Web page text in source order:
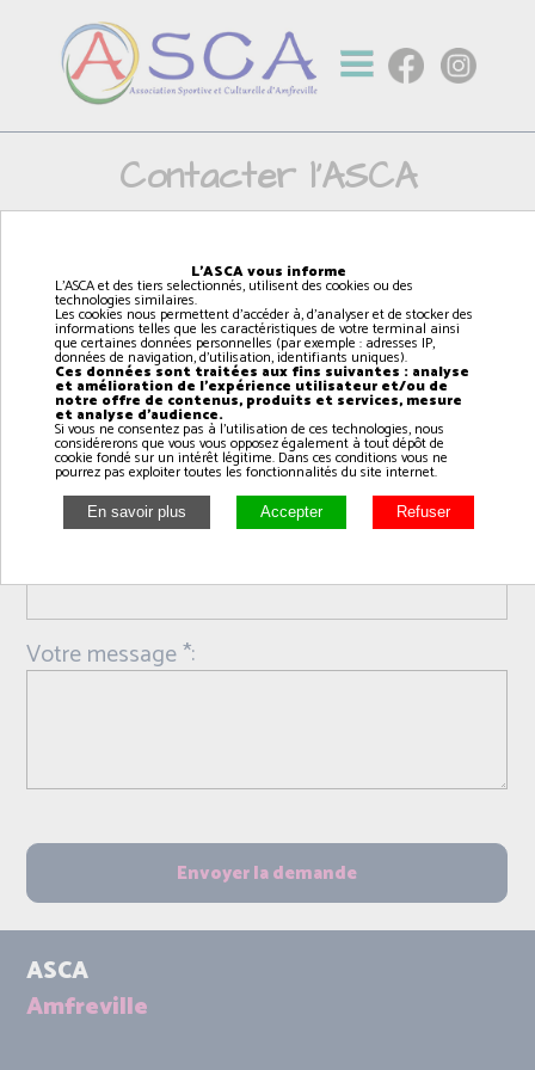
Contacter l'ASCA
Nom *:
Adresse email *:
Votre message *:
ASCA
Amfreville
L'ASCA vous informe
L'ASCA et des tiers selectionnés, utilisent des cookies ou des
technologies similaires.
Les cookies nous permettent d'accéder à, d'analyser et de stocker des
informations telles que les caractéristiques de votre terminal ainsi
que certaines données personnelles (par exemple : adresses IP,
données de navigation, d'utilisation, identifiants uniques).
Ces données sont traitées aux fins suivantes : analyse
et amélioration de l'expérience utilisateur et/ou de
notre offre de contenus, produits et services, mesure
et analyse d'audience.
Si vous ne consentez pas à l'utilisation de ces technologies, nous
considérerons que vous vous opposez également à tout dépôt de
cookie fondé sur un intérêt légitime. Dans ces conditions vous ne
pourrez pas exploiter toutes les fonctionnalités du site internet.